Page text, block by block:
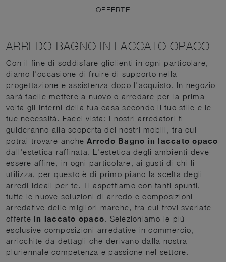
OFFERTE
ARREDO BAGNO IN LACCATO OPACO
Con il fine di soddisfare gliclienti in ogni particolare,
diamo l'occasione di fruire di supporto nella
progettazione e assistenza dopo l'acquisto. In negozio
sarà facile mettere a nuovo o arredare per la prima
volta gli interni della tua casa secondo il tuo stile e le
tue necessità. Facci vista: i nostri arredatori ti
guideranno alla scoperta dei nostri mobili, tra cui
potrai trovare ancheArredo Bagno in laccato opaco
dall'estetica raffinata. L'estetica degli ambienti deve
essere affine, in ogni particolare, ai gusti di chi li
utilizza, per questo è di primo piano la scelta degli
arredi ideali per te. Ti aspettiamo con tanti spunti,
tutte le nuove soluzioni di arredo e composizioni
arredative delle migliori marche, tra cui trovi svariate
offerte in laccato opaco. Selezioniamo le più
esclusive composizioni arredative in commercio,
arricchite da dettagli che derivano dalla nostra
pluriennale competenza e passione nel settore.